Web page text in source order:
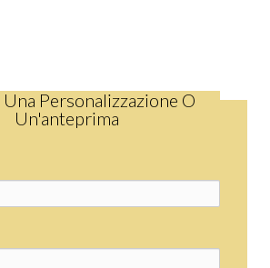
DIPINTI DI FIORI
Personalizzazione O
Un'anteprima